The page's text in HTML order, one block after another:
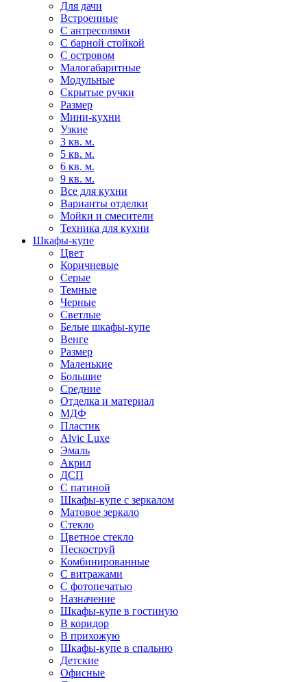
Для дачи
Встроенные
С антресолями
С барной стойкой
С островом
Малогабаритные
Модульные
Скрытые ручки
Размер
Мини-кухни
Узкие
3 кв. м.
5 кв. м.
6 кв. м.
9 кв. м.
Все для кухни
Варианты отделки
Мойки и смесители
Техника для кухни
Шкафы-купе
Цвет
Коричневые
Серые
Темные
Черные
Светлые
Белые шкафы-купе
Венге
Размер
Маленькие
Большие
Средние
Отделка и материал
МДФ
Пластик
Alvic Luxe
Эмаль
Акрил
ДСП
С патиной
Шкафы-купе с зеркалом
Матовое зеркало
Стекло
Цветное стекло
Пескоструй
Комбинированные
С витражами
С фотопечатью
Назначение
Шкафы-купе в гостиную
В коридор
В прихожую
Шкафы-купе в спальню
Детские
Офисные